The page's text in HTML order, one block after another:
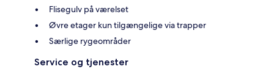
Flisegulv på værelset
Øvre etager kun tilgængelige via trapper
Særlige rygeområder
Service og tjenester